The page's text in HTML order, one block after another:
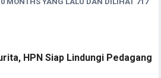
HPN Siap Lindungi Pedagang